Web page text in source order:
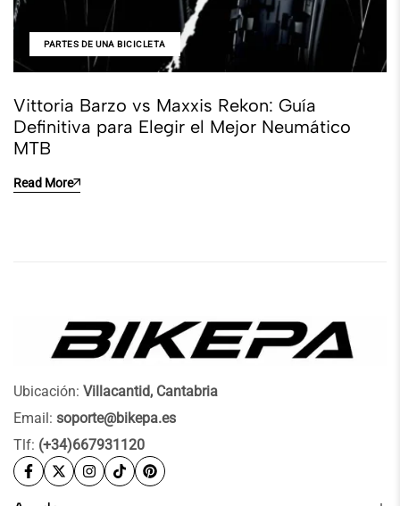
PARTES DE UNA BICICLETA
Vittoria Barzo vs Maxxis Rekon: Guía
Definitiva para Elegir el Mejor Neumático
MTB
Read More
Ubicación: Villacantid, Cantabria
Email: soporte@bikepa.es
Tlf: (+34)667931120